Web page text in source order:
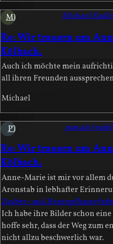
MR
Re: Wir trauern um
Kölbach.
Michael
Auch ich möchte mein
all ihren Freunden
Michael
PT
Re: Wir trauern um
Kölbach.
pascale teufel
Anne-Marie ist mir vor allem
Aronstab in lebhafter
Zauber-
Ich habe ihre Bilder schon
hoffe sehr, dass der Weg zum
nicht allzu beschwerlich war.